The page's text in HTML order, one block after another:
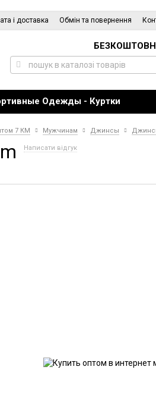
і доставка Обмін та повернення Контактна
Одежды - Куртки
7 КМ Мужчинам Джинсы
Написати відгук